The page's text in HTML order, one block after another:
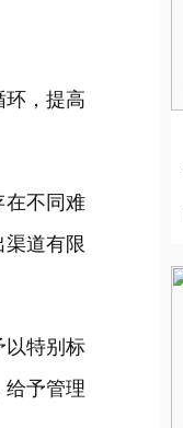
，提高
在不同难
道有限
以特别标
予管理